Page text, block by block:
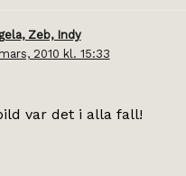
Zeb, Indy
2010 kl. 15:33
var det i alla fall!